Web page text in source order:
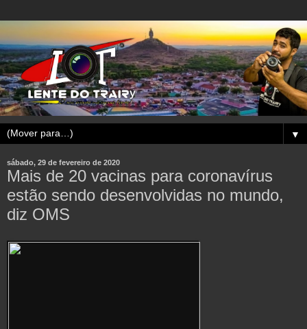
▼
sábado, 29 de fevereiro de 2020
Mais de 20 vacinas para coronavírus
estão sendo desenvolvidas no mundo,
diz OMS